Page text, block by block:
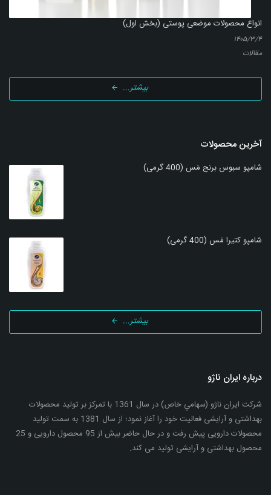
انواع محصولات موضعی پوستی (بخش اول)
۱۴۰۵/۳/۴
مقالات
بیشتر...
آخرین محصولات
شامپو سبوس برنج مَس (400 گرمی)
شامپو کتیرا مَس (400 گرمی)
بیشتر...
درباره ایران ناژو
شرکت ایران ناژو (سهامي خاص) در سال 1361 با تمرکز بر تولید محصولات
بهداشتی و آرایشی فعالیت خود را آغاز نمود؛ از سال 1381 به سمت تولید
محصولات دارویی پیش رفت و در حال حاضر بیش از 95 محصول دارویی و 25
محصول بهداشتی و آرایشی تولید می کند.